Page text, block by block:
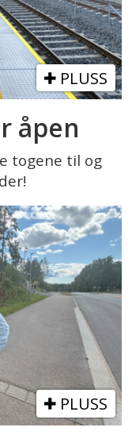
PLUSS
åpen
togene til og
PLUSS